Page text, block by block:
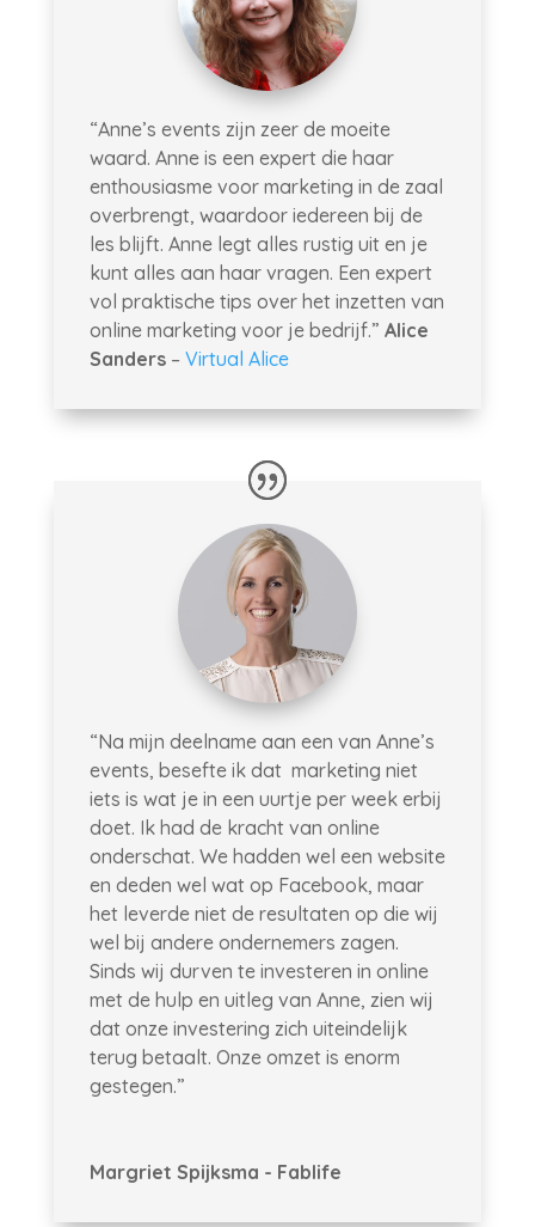
“Anne’s events zijn zeer de moeite
waard. Anne is een expert die haar
enthousiasme voor marketing in de zaal
overbrengt, waardoor iedereen bij de
les blijft. Anne legt alles rustig uit en je
kunt alles aan haar vragen. Een expert
vol praktische tips over het inzetten van
online marketing voor je bedrijf.” Alice
Sanders– Virtual Alice
“Na mijn deelname aan een van Anne’s
events, besefte ik dat marketing niet
iets is wat je in een uurtje per week erbij
doet. Ik had de kracht van online
onderschat. We hadden wel een website
en deden wel wat op Facebook, maar
het leverde niet de resultaten op die wij
wel bij andere ondernemers zagen.
Sinds wij durven te investeren in online
met de hulp en uitleg van Anne, zien wij
dat onze investering zich uiteindelijk
terug betaalt. Onze omzet is enorm
gestegen.”
Margriet Spijksma - Fablife